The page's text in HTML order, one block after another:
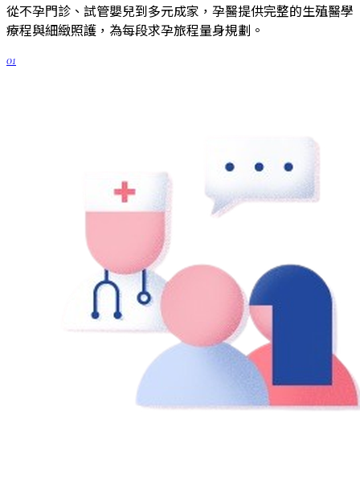
從不孕門診、試管嬰兒到多元成家，孕醫提供完整的生殖醫學
療程與細緻照護，為每段求孕旅程量身規劃。
01